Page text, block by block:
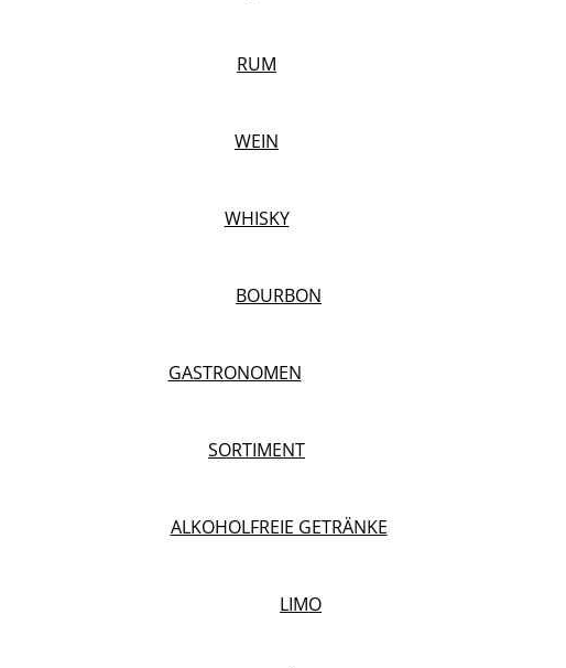
RUM
WEIN
WHISKY
BOURBON
GASTRONOMEN
SORTIMENT
ALKOHOLFREIE GETRÄNKE
LIMO